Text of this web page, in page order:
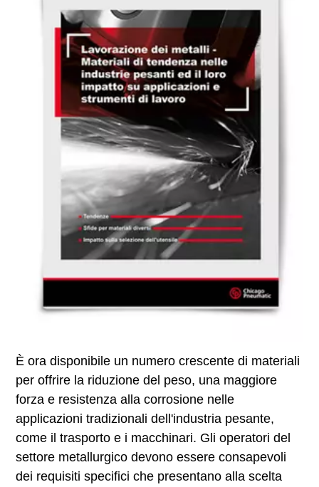
È ora disponibile un numero crescente di materiali
per offrire la riduzione del peso, una maggiore
forza e resistenza alla corrosione nelle
applicazioni tradizionali dell'industria pesante,
come il trasporto e i macchinari. Gli operatori del
settore metallurgico devono essere consapevoli
dei requisiti specifici che presentano alla scelta